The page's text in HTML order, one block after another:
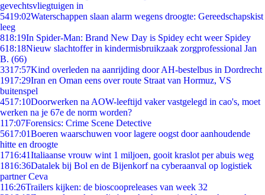
gevechtsvliegtuigen in
5419:02Waterschappen slaan alarm wegens droogte: Gereedschapskist
leeg
818:19In Spider-Man: Brand New Day is Spidey echt weer Spidey
618:18Nieuw slachtoffer in kindermisbruikzaak zorgprofessional Jan
B. (66)
3317:57Kind overleden na aanrijding door AH-bestelbus in Dordrecht
1917:29Iran en Oman eens over route Straat van Hormuz, VS
buitenspel
4517:10Doorwerken na AOW-leeftijd vaker vastgelegd in cao's, moet
werken na je 67e de norm worden?
117:07Forensics: Crime Scene Detective
5617:01Boeren waarschuwen voor lagere oogst door aanhoudende
hitte en droogte
1716:41Italiaanse vrouw wint 1 miljoen, gooit kraslot per abuis weg
1816:36Datalek bij Bol en de Bijenkorf na cyberaanval op logistiek
partner Ceva
116:26Trailers kijken: de bioscoopreleases van week 32